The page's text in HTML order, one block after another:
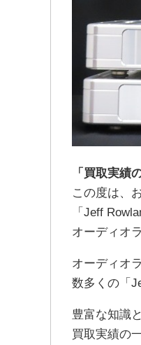
「買取実績
この度は、
「Jeff
オーディオ
オーディオ
数多くの「
豊富な知識
買取実績の